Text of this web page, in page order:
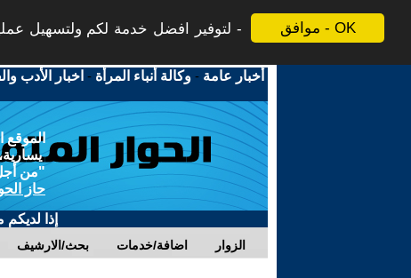
موافق - OK
لتوفير افضل خدمة لكم ولتسهيل
أخبار عامة -وكالة أنباء المرأة - اخبار الأدب
"من
حاز
إذا
بحث/الارشيف اضافة/خدمات الزوار